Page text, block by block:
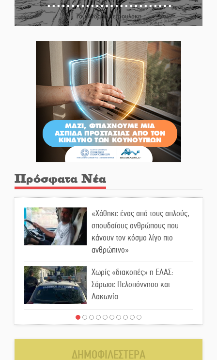
Του Ανδρέα Πετρουλάκη
Πρόσφατα Νέα
«Χάθηκε ένας από τους απλούς,
σπουδαίους ανθρώπους που
κάνουν τον κόσμο λίγο πιο
ανθρώπινο»
Χωρίς «διακοπές» η ΕΛΑΣ:
Σάρωσε Πελοπόννησο και
Λακωνία
«Έφυγε» ένας γνήσιος Δάσκαλος
ΔΗΜΟΦΙΛΕΣΤΕΡΑ